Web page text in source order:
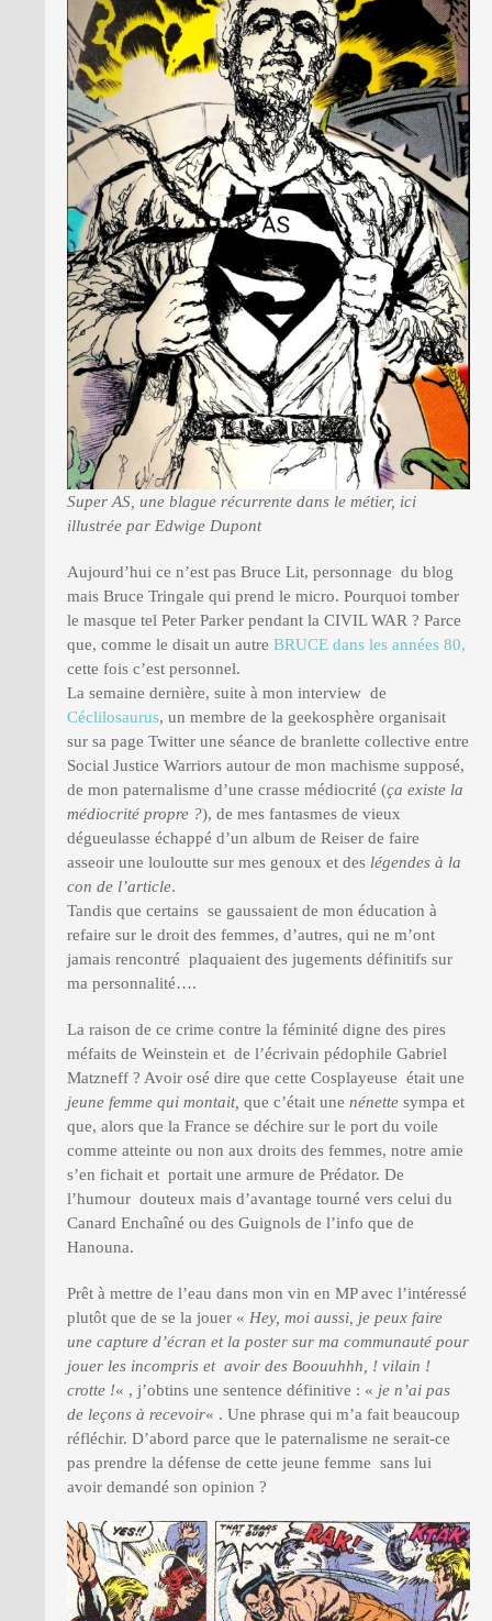
PRESSE
Super AS, une blague récurrente dans le métier, ici
illustrée par Edwige Dupont
Aujourd’hui ce n’est pas Bruce Lit, personnage du blog
mais Bruce Tringale qui prend le micro. Pourquoi tomber
le masque tel Peter Parker pendant la CIVIL WAR ? Parce
que, comme le disait un autre BRUCE dans les années 80,
cette fois c’est personnel.
La semaine dernière, suite à mon interview de
Céclilosaurus, un membre de la geekosphère organisait
sur sa page Twitter une séance de branlette collective entre
Social Justice Warriors autour de mon machisme supposé,
de mon paternalisme d’une crasse médiocrité (ça existe la
médiocrité propre ?), de mes fantasmes de vieux
dégueulasse échappé d’un album de Reiser de faire
asseoir une louloutte sur mes genoux et des légendes à la
con de l’article.
Tandis que certains se gaussaient de mon éducation à
refaire sur le droit des femmes, d’autres, qui ne m’ont
jamais rencontré plaquaient des jugements définitifs sur
ma personnalité….
La raison de ce crime contre la féminité digne des pires
méfaits de Weinstein et de l’écrivain pédophile Gabriel
Matzneff ? Avoir osé dire que cette Cosplayeuse était une
jeune femme qui montait, que c’était une nénette sympa et
que, alors que la France se déchire sur le port du voile
comme atteinte ou non aux droits des femmes, notre amie
s’en fichait et portait une armure de Prédator. De
l’humour douteux mais d’avantage tourné vers celui du
Canard Enchaîné ou des Guignols de l’info que de
Hanouna.
Prêt à mettre de l’eau dans mon vin en MP avec l’intéressé
plutôt que de se la jouer « Hey, moi aussi, je peux faire
une capture d’écran et la poster sur ma communauté pour
jouer les incompris et avoir des Boouuhhh, ! vilain !
crotte !« , j’obtins une sentence définitive : « je n’ai pas
de leçons à recevoir« . Une phrase qui m’a fait beaucoup
réfléchir. D’abord parce que le paternalisme ne serait-ce
pas prendre la défense de cette jeune femme sans lui
avoir demandé son opinion ?